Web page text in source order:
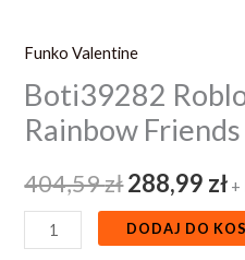
Funko Valentine
Boti39282
Rainbow
404,59zł288,99 zł +
DODAJ DO